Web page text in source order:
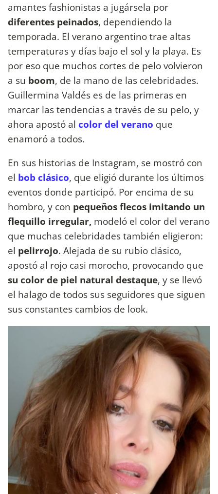
amantes fashionistas a jugársela por
diferentes peinados, dependiendo la
temporada. El verano argentino trae altas
temperaturas y días bajo el sol y la playa. Es
por eso que muchos cortes de pelo volvieron
a su boom, de la mano de las celebridades.
Guillermina Valdés es de las primeras en
marcar las tendencias a través de su pelo, y
ahora apostó al color del verano que
enamoró a todos.
En sus historias de Instagram, se mostró con
el bob clásico, que eligió durante los últimos
eventos donde participó. Por encima de su
hombro, y con pequeños flecos imitando un
flequillo irregular, modeló el color del verano
que muchas celebridades también eligieron:
el pelirrojo. Alejada de su rubio clásico,
apostó al rojo casi morocho, provocando que
su color de piel natural destaque, y se llevó
el halago de todos sus seguidores que siguen
sus constantes cambios de look.